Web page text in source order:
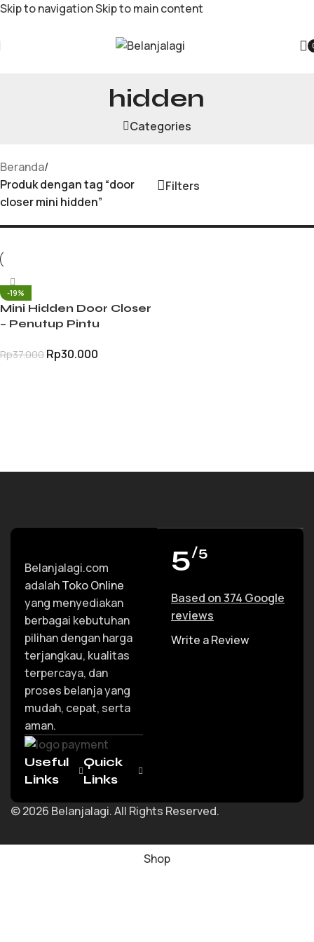
Skip to navigationSkip to main content
hidden
Categories
Beranda/
Produk dengan tag “door
closer mini hidden”
Filters
-19%
Mini Hidden Door Closer
– Penutup Pintu
Rp37.000 Rp30.000
Belanjalagi.com
adalahToko Online
yang menyediakan
berbagai kebutuhan
pilihan dengan harga
terjangkau, kualitas
terpercaya, dan
proses belanja yang
mudah, cepat, serta
aman.
Useful
Links
Quick
Links
5/5
Based on 374 Google
reviews
Write a Review
© 2026 Belanjalagi. All Rights Reserved.
Shop